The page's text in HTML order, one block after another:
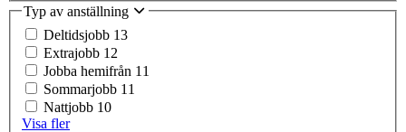
Typ av anställning
Deltidsjobb 13
Extrajobb 12
Jobba hemifrån 11
Sommarjobb 11
Nattjobb 10
Visa fler